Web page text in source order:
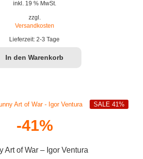
inkl. 19 % MwSt.
zzgl.
Versandkosten
Lieferzeit: 2-3 Tage
In den Warenkorb
-41%
Art of War – Igor Ventura
SALE 41%